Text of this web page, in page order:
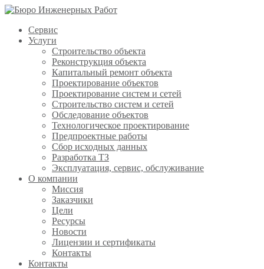
Сервис
Услуги
Строительство объекта
Реконструкция объекта
Капитальный ремонт объекта
Проектирование объектов
Проектирование систем и сетей
Строительство систем и сетей
Обследование объектов
Технологическое проектирование
Предпроектные работы
Сбор исходных данных
Разработка ТЗ
Эксплуатация, сервис, обслуживание
О компании
Миссия
Заказчики
Цели
Ресурсы
Новости
Лицензии и сертификаты
Контакты
Контакты